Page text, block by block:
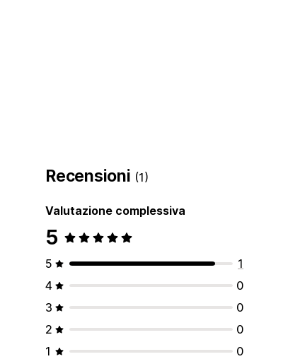
Recensioni (1)
Valutazione complessiva
5
5
1
4
0
3
0
2
0
1
0